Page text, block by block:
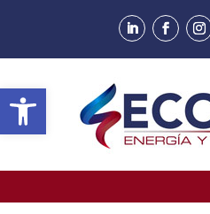
Abrir barra de herramientas